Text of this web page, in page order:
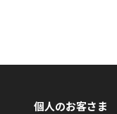
個人のお客さま